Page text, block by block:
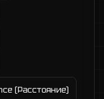
(Расстояние)